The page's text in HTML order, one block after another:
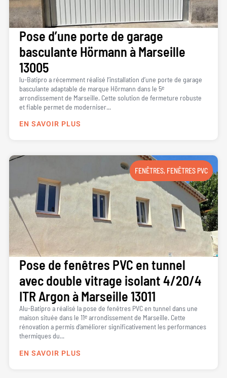
Pose d’une porte de garage
basculante Hörmann à Marseille
13005
lu-Batipro a récemment réalisé l’installation d’une porte de garage
basculante adaptable de marque Hörmann dans le 5ᵉ
arrondissement de Marseille. Cette solution de fermeture robuste
et fiable permet de moderniser...
EN SAVOIR PLUS
FENÊTRES, FENÊTRES PVC
Pose de fenêtres PVC en tunnel
avec double vitrage isolant 4/20/4
ITR Argon à Marseille 13011
Alu-Batipro a réalisé la pose de fenêtres PVC en tunnel dans une
maison située dans le 11ᵉ arrondissement de Marseille. Cette
rénovation a permis d’améliorer significativement les performances
thermiques du...
EN SAVOIR PLUS